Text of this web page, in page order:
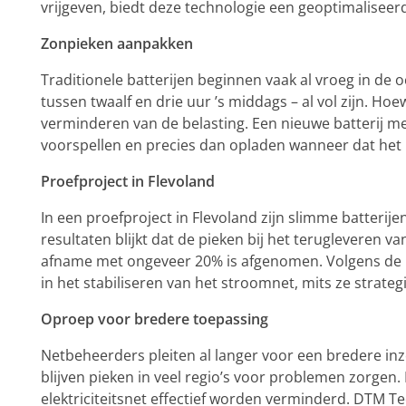
vrijgeven, biedt deze technologie een
Zonpieken aanpakken
Traditionele batterijen beginnen vaak al vroeg in de
tussen twaalf en drie uur ’s middags – al vol zijn.
verminderen van de belasting. Een nieuwe batterij
voorspellen en precies dan opladen wanneer dat het
Proefproject in Flevoland
In een proefproject in Flevoland zijn slimme
resultaten blijkt dat de pieken bij het terugleveren
afname met ongeveer 20% is afgenomen. Volgens
in het stabiliseren van het stroomnet, mits ze
Oproep voor bredere toepassing
Netbeheerders pleiten al langer voor een bredere
blijven pieken in veel regio’s voor problemen
elektriciteitsnet effectief worden verminderd. DTM